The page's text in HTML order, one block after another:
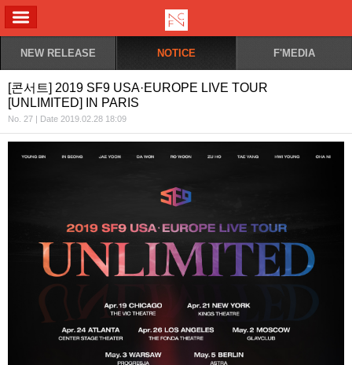
NEW RELEASE NOTICE F'MEDIA
[콘서트] 2019 SF9 USA·EUROPE LIVE TOUR
[UNLIMITED] IN PARIS
No. 27 | Date 2019.02.28 18:09